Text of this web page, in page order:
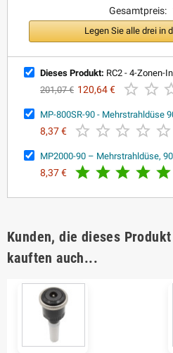
Gesamtpreis:
Legen Sie alle drei in
Dieses Produkt: RC2 - 4-Zonen-
201,07 € 120,64 €  
MP-800SR-90 - Mehrstrahldüse
8,37 €     
MP2000-90 – Mehrstrahldüse,
8,37 €     
Kunden, die dieses
kauften auch...